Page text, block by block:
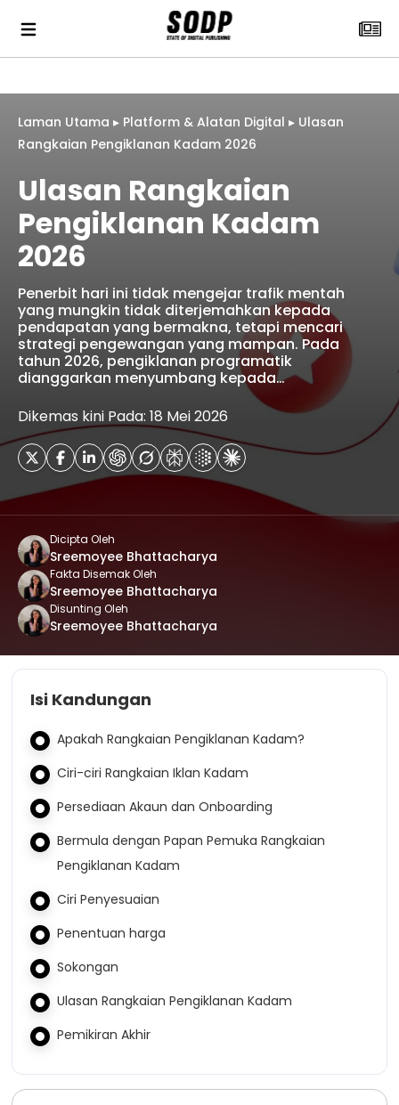
Laman Utama ▸ Platform & Alatan Digital ▸ Ulasan
Rangkaian Pengiklanan Kadam 2026
Ulasan Rangkaian
Pengiklanan Kadam
2026
Penerbit hari ini tidak mengejar trafik mentah
yang mungkin tidak diterjemahkan kepada
pendapatan yang bermakna, tetapi mencari
strategi pengewangan yang mampan. Pada
tahun 2026, pengiklanan programatik
dianggarkan menyumbang kepada…
Dikemas kini Pada: 18 Mei 2026
Dicipta Oleh
Sreemoyee Bhattacharya
Fakta Disemak Oleh
Sreemoyee Bhattacharya
Disunting Oleh
Sreemoyee Bhattacharya
Isi Kandungan
Apakah Rangkaian Pengiklanan Kadam?
Ciri-ciri Rangkaian Iklan Kadam
Persediaan Akaun dan Onboarding
Bermula dengan Papan Pemuka Rangkaian
Pengiklanan Kadam
Ciri Penyesuaian
Penentuan harga
Sokongan
Ulasan Rangkaian Pengiklanan Kadam
Pemikiran Akhir